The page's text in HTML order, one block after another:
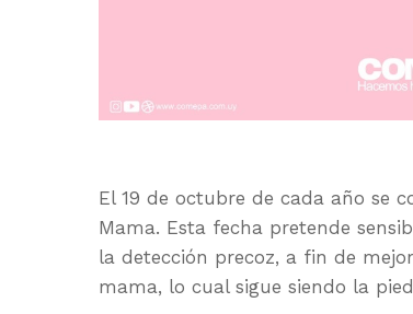
El 19 de octubre de cada año se
Mama. Esta fecha pretende
la detección precoz, a fin de
mama, lo cual sigue siendo la